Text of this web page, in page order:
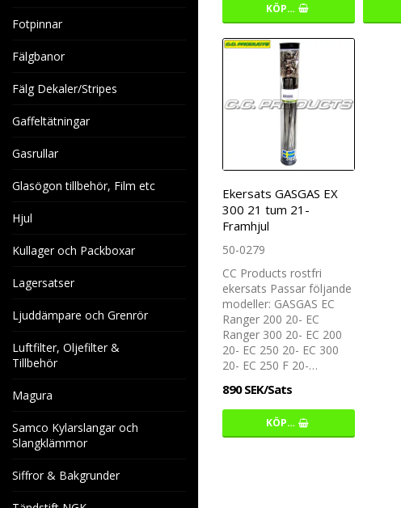
Fotpinnar
Fälgbanor
Fälg Dekaler/Stripes
Gaffeltätningar
Gasrullar
Glasögon tillbehör, Film etc
Hjul
Kullager och Packboxar
Lagersatser
Ljuddämpare och Grenrör
Luftfilter, Oljefilter &
Tillbehör
Magura
Samco Kylarslangar och
Slangklämmor
Siffror & Bakgrunder
KÖP…
Ekersats GASGAS EX
300 21 tum 21-
Framhjul
50-0279
CC Products rostfri
ekersats Passar följande
modeller: GASGAS EC
Ranger 200 20- EC
Ranger 300 20- EC 200
20- EC 250 20- EC 300
20- EC 250 F 20-…
890 SEK/Sats
KÖP…